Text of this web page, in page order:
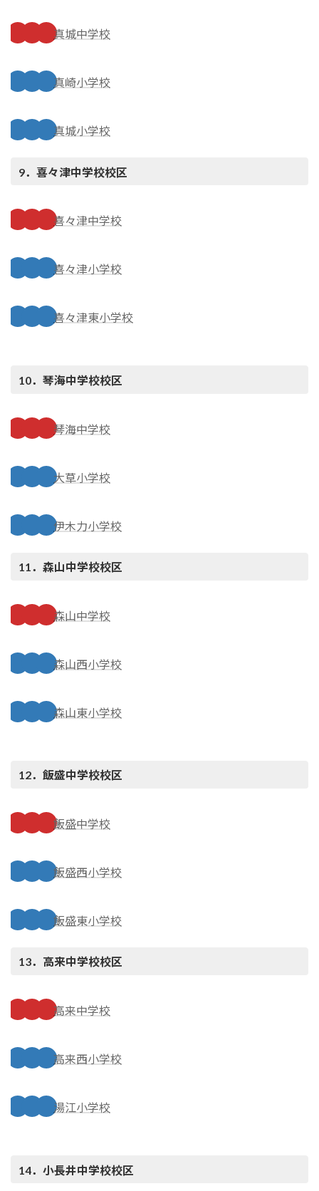
真城中学校
真崎小学校
真城小学校
9．喜々津中学校校区
喜々津中学校
喜々津小学校
喜々津東小学校
10．琴海中学校校区
琴海中学校
大草小学校
伊木力小学校
11．森山中学校校区
森山中学校
森山西小学校
森山東小学校
12．飯盛中学校校区
飯盛中学校
飯盛西小学校
飯盛東小学校
13．高来中学校校区
高来中学校
高来西小学校
湯江小学校
14．小長井中学校校区